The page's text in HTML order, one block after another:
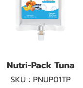
Nutri-Pack Tuna
SKU : PNUP01TP